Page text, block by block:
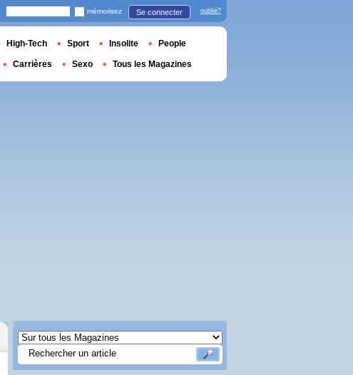
mémorisez Se connecter oublié?
High-Tech Sport Insolite People
Carrières Sexo Tous les Magazines